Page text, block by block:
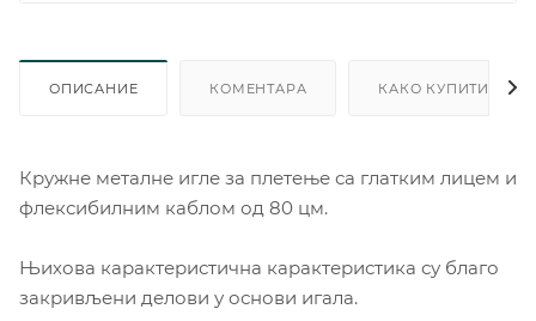
ОПИСАНИЕ КОМЕНТАРА КАКО КУПИТИ
Кружне металне игле за плетење са глатким лицем и
флексибилним каблом од 80 цм.
Њихова карактеристична карактеристика су благо
закривљени делови у основи игала.